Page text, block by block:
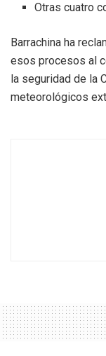
Otras cuatro
Barrachina ha
esos procesos al
la seguridad de la
meteorológicos